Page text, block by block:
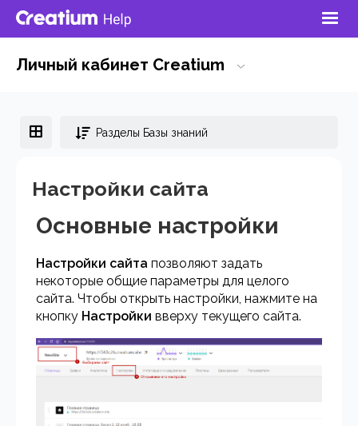
Личный кабинет Creatium
Разделы Базы знаний
Настройки сайта
Основные настройки
Настройки сайта позволяют задать
некоторые общие параметры для целого
сайта. Чтобы открыть настройки, нажмите на
кнопку Настройки вверху текущего сайта.